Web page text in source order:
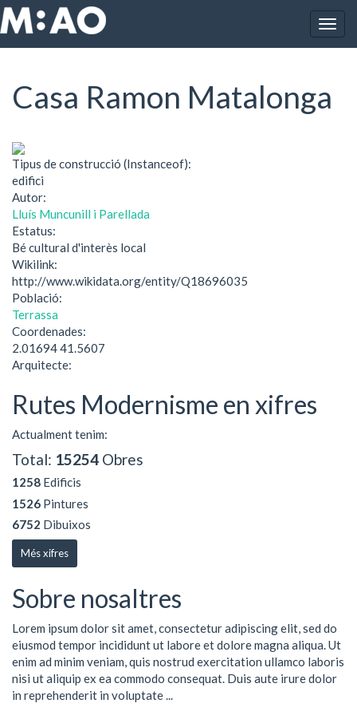
Vés al contingut
Inici Casa Ramon Matalonga
Casa Ramon Matalonga
Tipus de construcció (Instanceof):
edifici
Autor:
Lluís Muncunill i Parellada
Estatus:
Bé cultural d'interès local
Wikilink:
http://www.wikidata.org/entity/Q18696035
Població:
Terrassa
Coordenades:
2.01694 41.5607
Arquitecte:
Rutes Modernisme en xifres
Actualment tenim:
Total: 15254 Obres
1258 Edificis
1526 Pintures
6752 Dibuixos
Més xifres
Sobre nosaltres
Lorem ipsum dolor sit amet, consectetur adipiscing elit, sed do
eiusmod tempor incididunt ut labore et dolore magna aliqua. Ut
enim ad minim veniam, quis nostrud exercitation ullamco laboris
nisi ut aliquip ex ea commodo consequat. Duis aute irure dolor
in reprehenderit in voluptate ...